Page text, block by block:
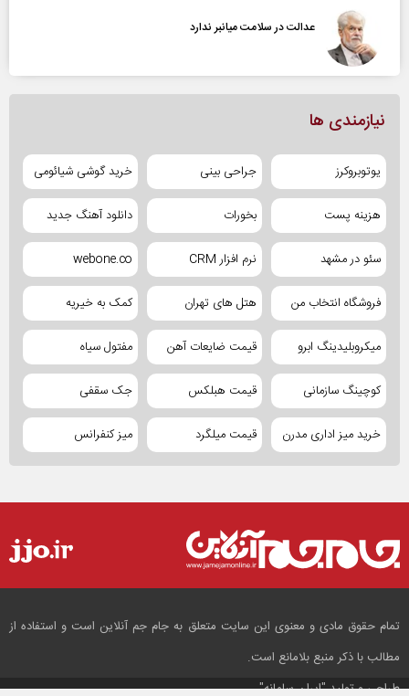
عدالت در سلامت میانبر ندارد
نیازمندی ها
یوتوبروکرز جراحی بینی خرید گوشی شیائومی
هزینه پست بخورات دانلود آهنگ جدید
سئو در مشهد نرم افزار CRM webone.co
فروشگاه انتخاب من هتل های تهران کمک به خیریه
میکروبلیدینگ ابرو قیمت ضایعات آهن مفتول سیاه
کوچینگ سازمانی قیمت هبلکس جک سقفی
خرید میز اداری مدرن قیمت میلگرد میز کنفرانس
تمام حقوق مادی و معنوی این سایت متعلق به جام جم آنلاین است و استفاده از
مطالب با ذکر منبع بلامانع است.
طراحی و تولید"ایران سامانه"